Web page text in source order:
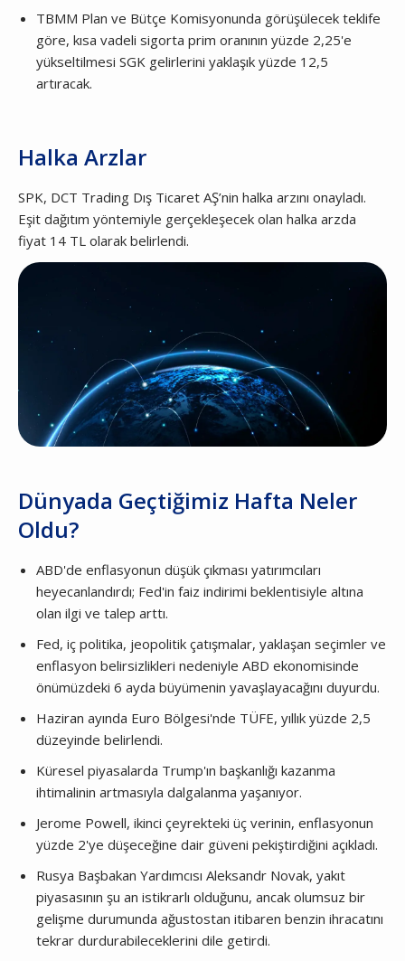
TBMM Plan ve Bütçe Komisyonunda görüşülecek teklife
göre, kısa vadeli sigorta prim oranının yüzde 2,25'e
yükseltilmesi SGK gelirlerini yaklaşık yüzde 12,5
artıracak.
Halka Arzlar
SPK, DCT Trading Dış Ticaret AŞ’nin halka arzını onayladı.
Eşit dağıtım yöntemiyle gerçekleşecek olan halka arzda
fiyat 14 TL olarak belirlendi.
Dünyada Geçtiğimiz Hafta Neler
Oldu?
ABD'de enflasyonun düşük çıkması yatırımcıları
heyecanlandırdı; Fed'in faiz indirimi beklentisiyle altına
olan ilgi ve talep arttı.
Fed, iç politika, jeopolitik çatışmalar, yaklaşan seçimler ve
enflasyon belirsizlikleri nedeniyle ABD ekonomisinde
önümüzdeki 6 ayda büyümenin yavaşlayacağını duyurdu.
Haziran ayında Euro Bölgesi'nde TÜFE, yıllık yüzde 2,5
düzeyinde belirlendi.
Küresel piyasalarda Trump'ın başkanlığı kazanma
ihtimalinin artmasıyla dalgalanma yaşanıyor.
Jerome Powell, ikinci çeyrekteki üç verinin, enflasyonun
yüzde 2'ye düşeceğine dair güveni pekiştirdiğini açıkladı.
Rusya Başbakan Yardımcısı Aleksandr Novak, yakıt
piyasasının şu an istikrarlı olduğunu, ancak olumsuz bir
gelişme durumunda ağustostan itibaren benzin ihracatını
tekrar durdurabileceklerini dile getirdi.